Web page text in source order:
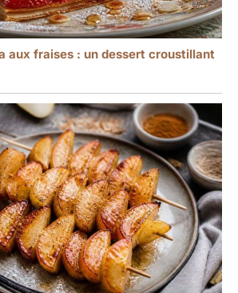
aux fraises : un dessert croustillant